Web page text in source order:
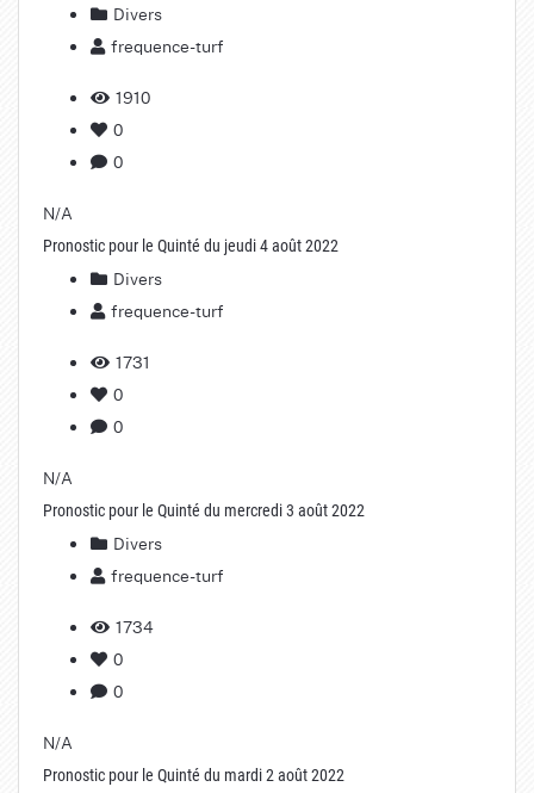
Divers
frequence-turf
1910
0
0
N/A
Pronostic pour le Quinté du jeudi 4 août 2022
Divers
frequence-turf
1731
0
0
N/A
Pronostic pour le Quinté du mercredi 3 août 2022
Divers
frequence-turf
1734
0
0
N/A
Pronostic pour le Quinté du mardi 2 août 2022